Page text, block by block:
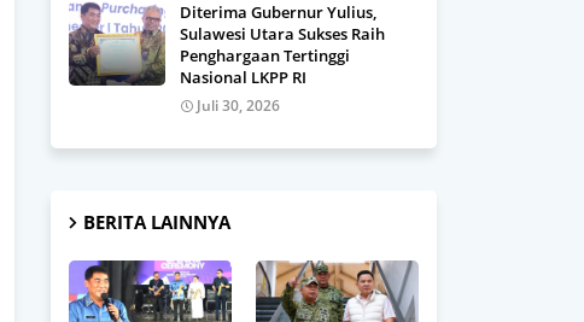
Diterima Gubernur Yulius,
Sulawesi Utara Sukses Raih
Penghargaan Tertinggi
Nasional LKPP RI
Juli 30, 2026
BERITA LAINNYA